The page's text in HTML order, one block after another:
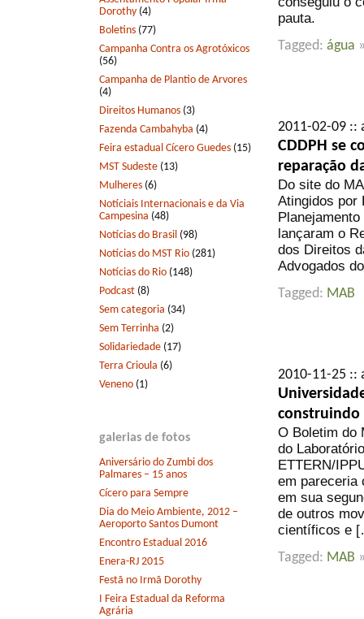
Dorothy (4)
Boletins (77)
Campanha Contra os Agrotóxicos
(56)
Campanha de Plantio de Arvores
(4)
Direitos Humanos (3)
Fazenda Cambahyba (4)
Feira estadual Cícero Guedes (15)
MST Sudeste (13)
Mulheres (6)
Notíciais Internacionais e da Via
Campesina (48)
Notícias do Brasil (98)
Notícias do MST Rio (281)
Notícias do Rio (148)
Podcast (8)
Sem categoria (34)
Sem Terrinha (2)
Solidariedade (17)
Terra Crioula (6)
Veneno (1)
galerias de fotos
Aniversário do Zumbi dos
Palmares – 15 anos
Cícero para Sempre
Dia do Meio Ambiente, 2012 –
Aeroporto Santos Dumont
Encontro Estadual 2016
Enera-RJ 2015
Festã no Irmã Dorothy
I Feira Estadual da Reforma
Agrária
pauta.
Tagged: água
2011-02-09
CDDPH se
reparação
Do site do
Atingidos por
lançaram o
dos Direitos
Advogados
Tagged: MAB
2010-11-25
construindo
O Boletim do
do
ETTERN/
em pareceria
em sua
de outros
científicos e
Tagged: MAB